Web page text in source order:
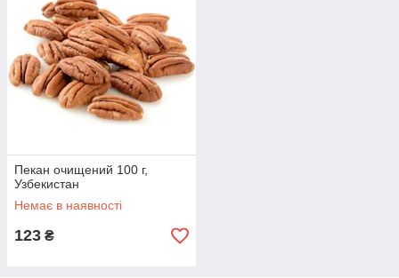
Пекан очищений 100 г,
Узбекистан
Немає в наявності
123 ₴